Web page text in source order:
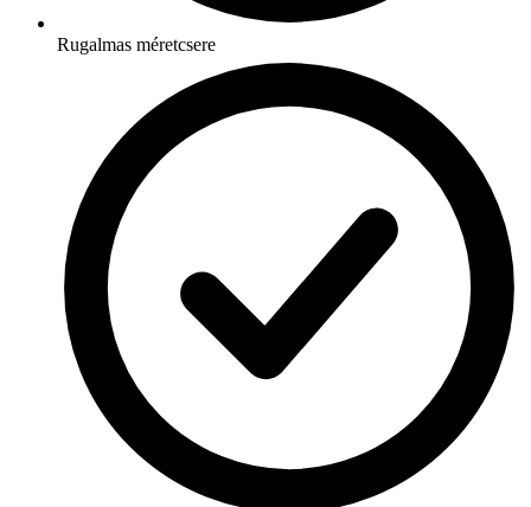
Rugalmas méretcsere